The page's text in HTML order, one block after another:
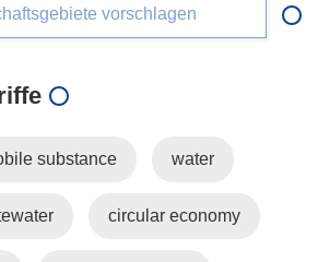
vorschlagen
substance water
circular economy